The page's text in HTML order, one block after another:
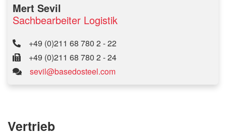
Mert Sevil
Sachbearbeiter Logistik
+49 (0)211 68 780 2 - 22
+49 (0)211 68 780 2 - 24
sevil@basedosteel.com
Vertrieb